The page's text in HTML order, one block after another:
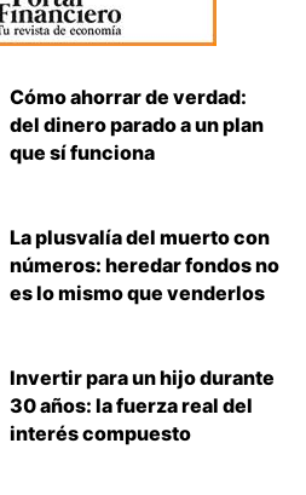
Cómo ahorrar de verdad:
del dinero parado a un plan
que sí funciona
La plusvalía del muerto con
números: heredar fondos no
es lo mismo que venderlos
Invertir para un hijo durante
30 años: la fuerza real del
interés compuesto